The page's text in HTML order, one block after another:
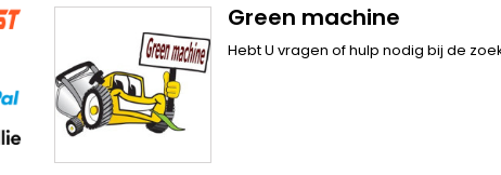
Green machine
Hebt U vragen of hulp nodig bij de